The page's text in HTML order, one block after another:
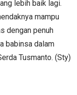
lebih baik lagi.
mampu
dengan penuh
babinsa dalam
Tusmanto. (Sty)